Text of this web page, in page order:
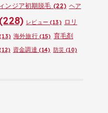
ンジア初期脱毛 (22) ヘア
(228) レビュー (13) ロリ
海外旅行(15) 育毛剤
資金調達 (14) 防災 (10)